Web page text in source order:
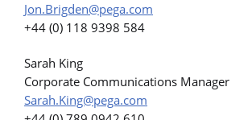
Jon.Brigden@pega.com
+44 (0) 118 9398 584
Sarah King
Corporate Communications Manager
Sarah.King@pega.com